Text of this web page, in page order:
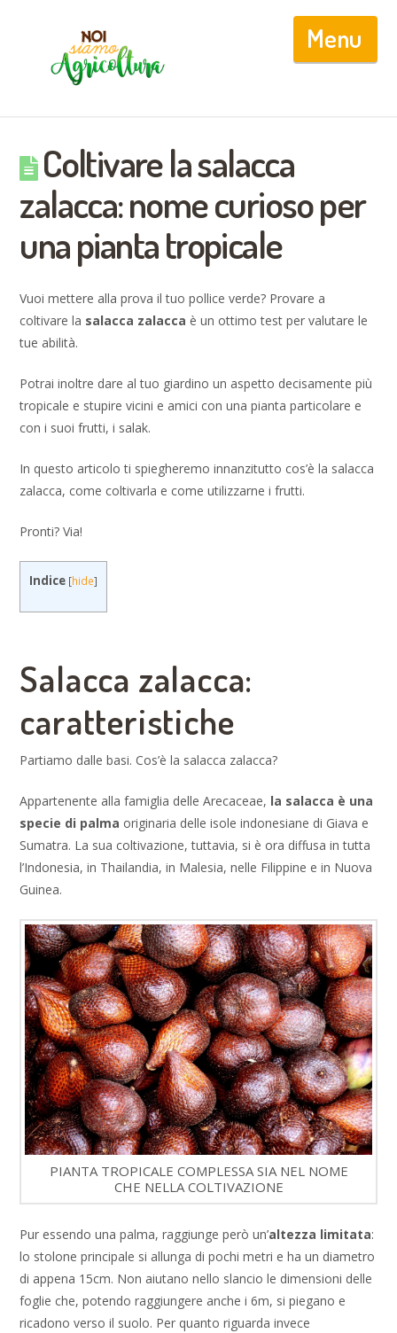
Coltivare la salacca
zalacca: nome curioso per
una pianta tropicale
Vuoi mettere alla prova il tuo pollice verde? Provare a
coltivare la salacca zalacca è un ottimo test per valutare le
tue abilità.
Potrai inoltre dare al tuo giardino un aspetto decisamente più
tropicale e stupire vicini e amici con una pianta particolare e
con i suoi frutti, i salak.
In questo articolo ti spiegheremo innanzitutto cos’è la salacca
zalacca, come coltivarla e come utilizzarne i frutti.
Pronti? Via!
Indice [hide]
Salacca zalacca:
caratteristiche
Partiamo dalle basi. Cos’è la salacca zalacca?
Appartenente alla famiglia delle Arecaceae, la salacca è una
specie di palma originaria delle isole indonesiane di Giava e
Sumatra. La sua coltivazione, tuttavia, si è ora diffusa in tutta
l’Indonesia, in Thailandia, in Malesia, nelle Filippine e in Nuova
Guinea.
PIANTA TROPICALE COMPLESSA SIA NEL NOME
CHE NELLA COLTIVAZIONE
Pur essendo una palma, raggiunge però un’altezza limitata:
lo stolone principale si allunga di pochi metri e ha un diametro
di appena 15cm. Non aiutano nello slancio le dimensioni delle
foglie che, potendo raggiungere anche i 6m, si piegano e
ricadono verso il suolo. Per quanto riguarda invece